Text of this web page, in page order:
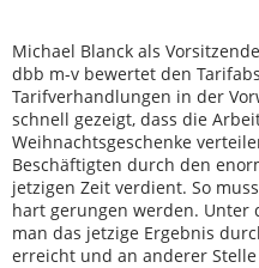
Michael Blanck als
dbb m-v bewertet den
Tarifverhandlungen in der
schnell gezeigt, dass die
Weihnachtsgeschenke
Beschäftigten durch den
jetzigen Zeit verdient. So
hart gerungen werden. Unter
man das jetzige Ergebnis
erreicht und an anderer